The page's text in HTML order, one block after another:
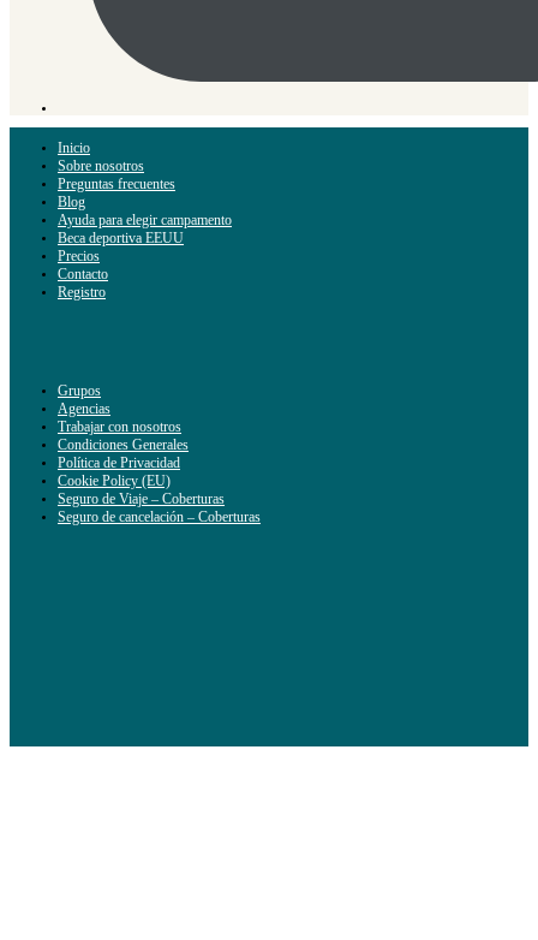
Inicio
Sobre nosotros
Preguntas frecuentes
Blog
Ayuda para elegir campamento
Beca deportiva EEUU
Precios
Contacto
Registro
Grupos
Agencias
Trabajar con nosotros
Condiciones Generales
Política de Privacidad
Cookie Policy (EU)
Seguro de Viaje – Coberturas
Seguro de cancelación – Coberturas